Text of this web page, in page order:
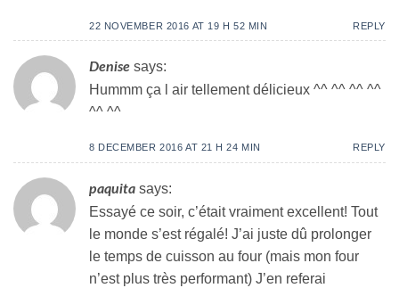
22 NOVEMBER 2016 AT 19 H 52 MIN REPLY
Denise says:
Hummm ça l air tellement délicieux ^^ ^^ ^^ ^^
^^ ^^
8 DECEMBER 2016 AT 21 H 24 MIN REPLY
paquita says:
Essayé ce soir, c’était vraiment excellent! Tout
le monde s’est régalé! J’ai juste dû prolonger
le temps de cuisson au four (mais mon four
n’est plus très performant) J’en referai